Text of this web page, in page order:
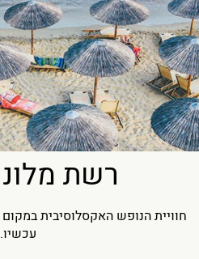
רשת
חוויית הנופש האקסלוסיבית
עכשיו.